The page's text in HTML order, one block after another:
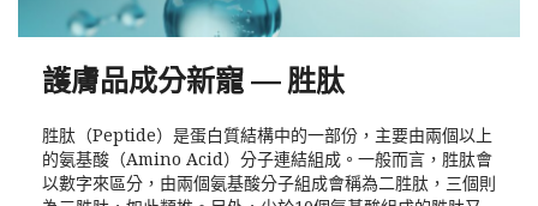
護膚品成分新寵 — 胜肽
胜肽（Peptide）是蛋白質結構中的一部份，主要由兩個以上
的氨基酸（Amino Acid）分子連結組成。一般而言，胜肽會
以數字來區分，由兩個氨基酸分子組成會稱為二胜肽，三個則